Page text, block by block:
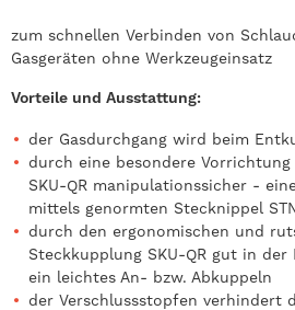
zum schnellen Verbinden von
Gasgeräten ohne Werkzeugeinsatz
Vorteile und Ausstattung:
der Gasdurchgang wird beim
durch eine besondere
SKU-QR manipulationssicher -
mittels genormten Stecknippel
durch den ergonomischen und
Steckkupplung SKU-QR gut in
ein leichtes An- bzw. Abkuppeln
der Verschlussstopfen verhindert